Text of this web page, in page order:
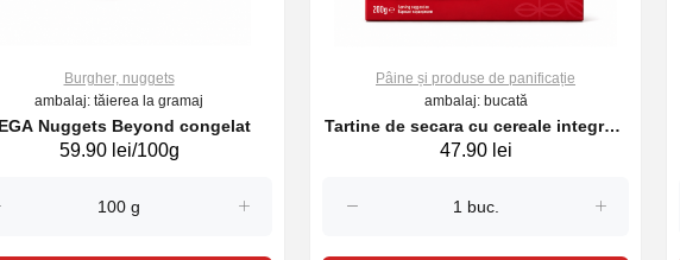
Burgher, nuggets
ambalaj: tăierea la gramaj
Nuggets Beyond congelat
59.90 lei/100g
Pâine și produse de panificație
ambalaj: bucată
Tartine de secara cu cereale integrale
200g FINN CRISP
47.90 lei